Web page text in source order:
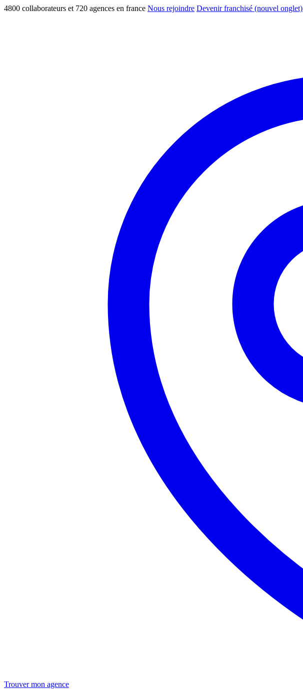
4800 collaborateurs et 720 agences en france Nous rejoindre Devenir franchisé (nouvel onglet)
Trouver mon agence